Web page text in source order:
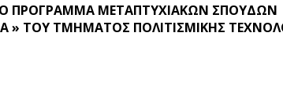
ΠΡΟΓΡΑΜΜΑ ΜΕΤΑΠΤΥΧΙΑΚΩΝ ΣΠΟΥΔΩΝ
» ΤΟΥ ΤΜΗΜΑΤΟΣ ΠΟΛΙΤΙΣΜΙΚΗΣ